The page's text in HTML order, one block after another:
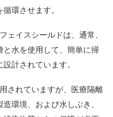
環させます。
ェイスシールドは、通常、
水を使用して、簡単に掃
計されています。
されていますが、医療隔離
環境、および水しぶき、